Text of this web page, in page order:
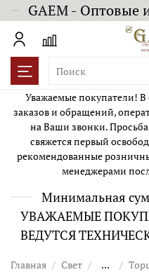
GAEM - Оптовые
Уважаемые покупатели!
заказов и обращений,
на Ваши звонки.
свяжется первый
рекомендованные
менеджерами
Минимальная
УВАЖАЕМЫЕ
ВЕДУТСЯ
Главная Свет ...